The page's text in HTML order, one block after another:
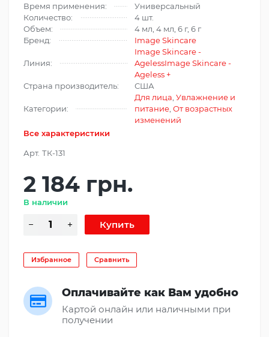
Время применения:
Универсальный
Количество:
4 шт.
Объем:
4 мл, 4 мл, 6 г, 6 г
Бренд:
Image Skincare
Линия:
Image Skincare -
AgelessImage Skincare -
Ageless +
Страна производитель:
США
Категории:
Для лица Увлажнение и
питание От возрастных
изменений
Все характеристики
Арт. ТК-131
2 184 грн.
В наличии
Избранное Сравнить
Оплачивайте как Вам удобно
Картой онлайн или наличными при
получении